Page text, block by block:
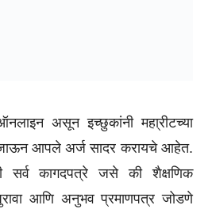
असून इच्छुकांनी महा्रीटच्या
आपले अर्ज सादर करायचे आहेत.
सर्व कागदपत्रे जसे की शैक्षणिक
आणि अनुभव प्रमाणपत्र जोडणे